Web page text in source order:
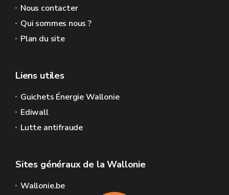
Nous contacter
Qui sommes nous ?
Plan du site
Liens utiles
Guichets Énergie Wallonie
Ediwall
Lutte antifraude
Sites généraux de la Wallonie
Wallonie.be